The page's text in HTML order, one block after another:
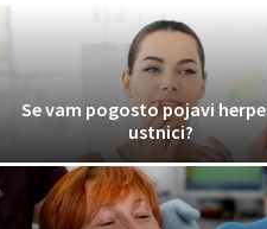
Se vam pogosto pojavi
ustnici?